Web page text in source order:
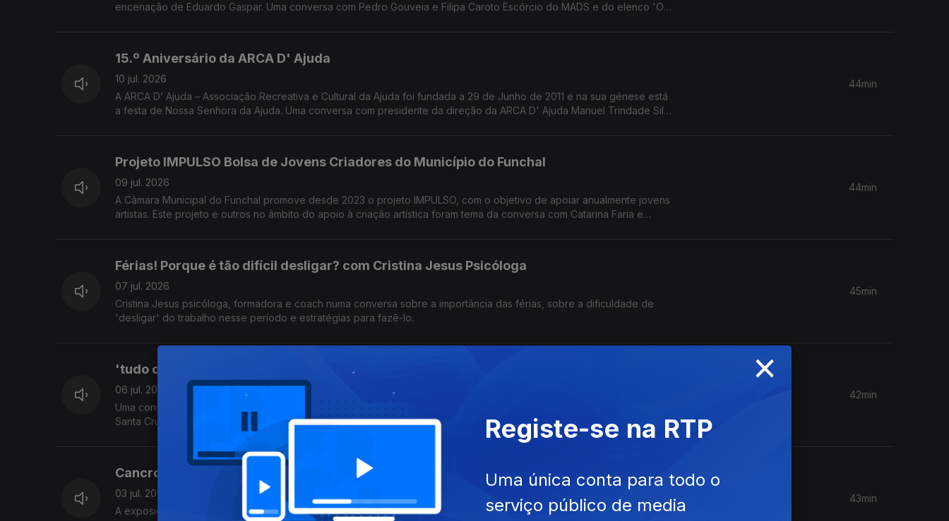
encenação de Eduardo Gaspar. Uma conversa com Pedro Gouveia e Filipa Caroto Escórcio do MADS e do elenco 'Os
15.º Aniversário da ARCA D' Ajuda
10 jul. 2026
A ARCA D’ Ajuda – Associação Recreativa e Cultural da Ajuda foi fundada a 29 de Junho de 2011 e na sua génese está
a festa de Nossa Senhora da Ajuda. Uma conversa com presidente da direção da ARCA D' Ajuda Manuel Trindade Silva
44min
Projeto IMPULSO Bolsa de Jovens Criadores do Município do Funchal
09 jul. 2026
A Câmara Municipal do Funchal promove desde 2023 o projeto IMPULSO, com o objetivo de apoiar anualmente jovens
artistas. Este projeto e outros no âmbito do apoio à criação artística foram tema da conversa com Catarina Faria e
44min
Férias! Porque é tão difícil desligar? com Cristina Jesus Psicóloga
07 jul. 2026
Cristina Jesus psicóloga, formadora e coach numa conversa sobre a importância das férias, sobre a dificuldade de
'desligar' do trabalho nesse período e estratégias para fazê-lo.
45min
'tudo o que existe, passa' exposição de Luísa Spínola
06 jul. 2026
Uma conversa com Luísa Spínola Artista Plástica/Pintora que expõe 'tudo o que existe, passa' na Casa da Cultura de
Santa Cruz - Quinta do Revoredo. Uma exposição que segundo a artista '... não oferece respostas. Oferece uma pausa
para que o olhar desacelere e se deixe tocar pela evidência daquilo que muda'
42min
Cancro da Pele: Verão Com Prevenção
03 jul. 2026
A exposição solar é a principal causa do cancro da pele, mas é possível prevenir. Pedro Pereira Médico de Medicina
43min
×
Registe-se na RTP
Uma única conta para todo o
serviço público de media